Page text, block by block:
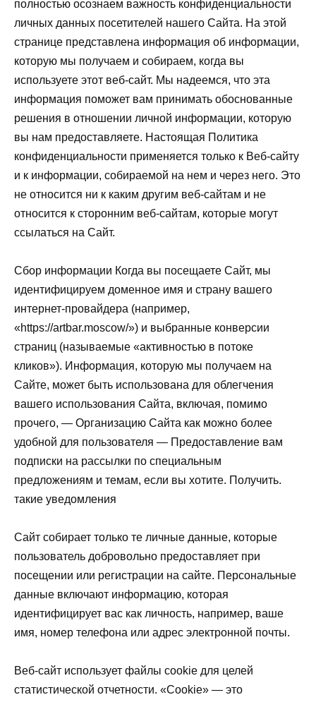
полностью осознаем важность конфиденциальности
личных данных посетителей нашего Сайта. На этой
странице представлена ​​информация об информации,
которую мы получаем и собираем, когда вы
используете этот веб-сайт. Мы надеемся, что эта
информация поможет вам принимать обоснованные
решения в отношении личной информации, которую
вы нам предоставляете. Настоящая Политика
конфиденциальности применяется только к Веб-сайту
и к информации, собираемой на нем и через него. Это
не относится ни к каким другим веб-сайтам и не
относится к сторонним веб-сайтам, которые могут
ссылаться на Сайт.
Сбор информации Когда вы посещаете Сайт, мы
идентифицируем доменное имя и страну вашего
интернет-провайдера (например,
«https://artbar.moscow/») и выбранные конверсии
страниц (называемые «активностью в потоке
кликов»). Информация, которую мы получаем на
Сайте, может быть использована для облегчения
вашего использования Сайта, включая, помимо
прочего, — Организацию Сайта как можно более
удобной для пользователя — Предоставление вам
подписки на рассылки по специальным
предложениям и темам, если вы хотите. Получить.
такие уведомления
Сайт собирает только те личные данные, которые
пользователь добровольно предоставляет при
посещении или регистрации на сайте. Персональные
данные включают информацию, которая
идентифицирует вас как личность, например, ваше
имя, номер телефона или адрес электронной почты.
Веб-сайт использует файлы cookie для целей
статистической отчетности. «Cookie» — это